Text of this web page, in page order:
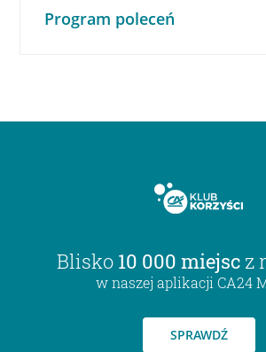
Program poleceń
Blisko 10 000 miejsc z
w naszej aplikacji CA24
SPRAWDŹ